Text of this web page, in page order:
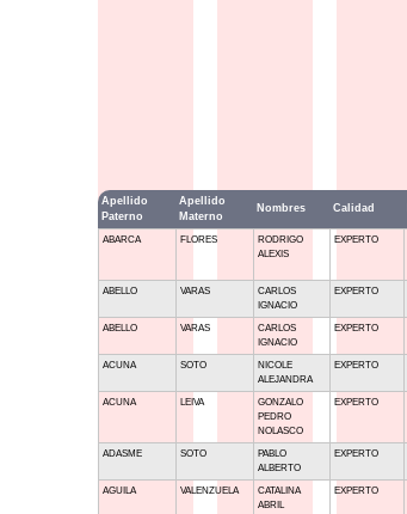
Apellido
Paterno
Apellido
Materno
Nombres Calidad
ABARCA FLORES
RODRIGO
ALEXIS
EXPERTO
ABELLO VARAS
CARLOS
IGNACIO
EXPERTO
ABELLO VARAS
CARLOS
IGNACIO
EXPERTO
ACUNA SOTO
NICOLE
ALEJANDRA
EXPERTO
ACUNA LEIVA
GONZALO
PEDRO
NOLASCO
EXPERTO
ADASME SOTO
PABLO
ALBERTO
EXPERTO
AGUILA VALENZUELA
CATALINA
ABRIL
EXPERTO